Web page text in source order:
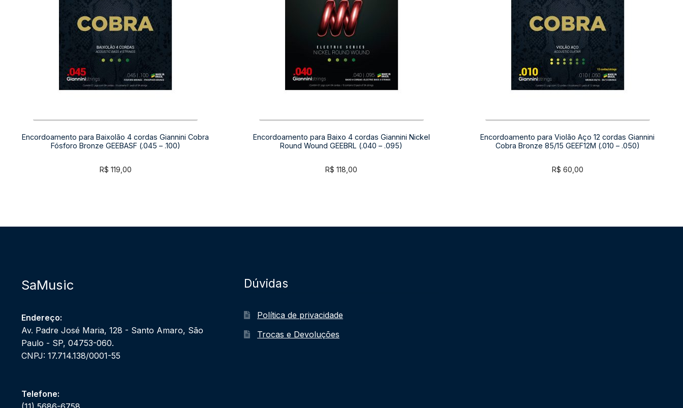
Encordoamento para Baixolão 4 cordas Giannini Cobra
Fósforo Bronze GEEBASF (.045 – .100)
R$ 119,00
Encordoamento para Baixo 4 cordas Giannini Nickel
Round Wound GEEBRL (.040 – .095)
R$ 118,00
Encordoamento para Violão Aço 12 cordas Giannini
Cobra Bronze 85/15 GEEF12M (.010 – .050)
R$ 60,00
SaMusic
Endereço:
Av. Padre José Maria, 128 - Santo Amaro, São
Paulo - SP, 04753-060.
CNPJ: 17.714.138/0001-55
Telefone:
Dúvidas
Política de privacidade
Trocas e Devoluções